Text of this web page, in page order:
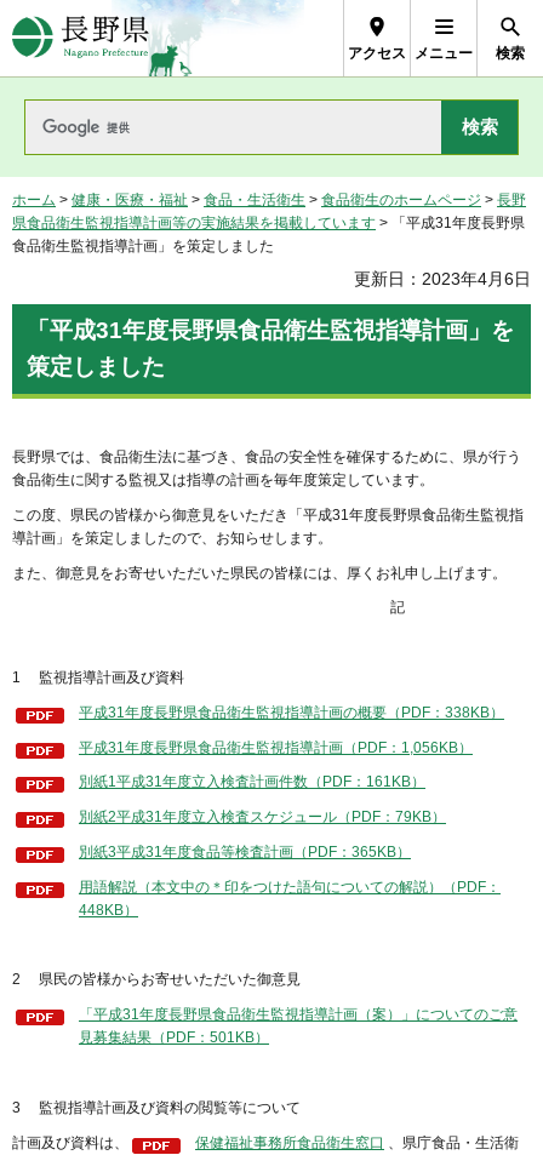
長野県Nagano Prefecture
アクセス メニュー 検索
ホーム > 健康・医療・福祉 > 食品・生活衛生 > 食品衛生のホームページ > 長野
県食品衛生監視指導計画等の実施結果を掲載しています > 「平成31年度長野県
食品衛生監視指導計画」を策定しました
更新日：2023年4月6日
「平成31年度長野県食品衛生監視指導計画」を
策定しました
長野県では、食品衛生法に基づき、食品の安全性を確保するために、県が行う
食品衛生に関する監視又は指導の計画を毎年度策定しています。
この度、県民の皆様から御意見をいただき「平成31年度長野県食品衛生監視指
導計画」を策定しましたので、お知らせします。
また、御意見をお寄せいただいた県民の皆様には、厚くお礼申し上げます。
記
1 監視指導計画及び資料
平成31年度長野県食品衛生監視指導計画の概要（PDF：338KB）
平成31年度長野県食品衛生監視指導計画（PDF：1,056KB）
別紙1平成31年度立入検査計画件数（PDF：161KB）
別紙2平成31年度立入検査スケジュール（PDF：79KB）
別紙3平成31年度食品等検査計画（PDF：365KB）
用語解説（本文中の＊印をつけた語句についての解説）（PDF：
448KB）
2 県民の皆様からお寄せいただいた御意見
「平成31年度長野県食品衛生監視指導計画（案）」についてのご意
見募集結果（PDF：501KB）
3 監視指導計画及び資料の閲覧等について
計画及び資料は、 保健福祉事務所食品衛生窓口
、県庁食品・生活衛